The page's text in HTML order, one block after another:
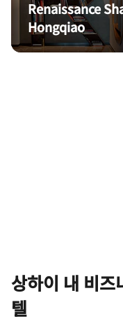
Renaissance
Hongqiao
상하이 내 비즈
텔